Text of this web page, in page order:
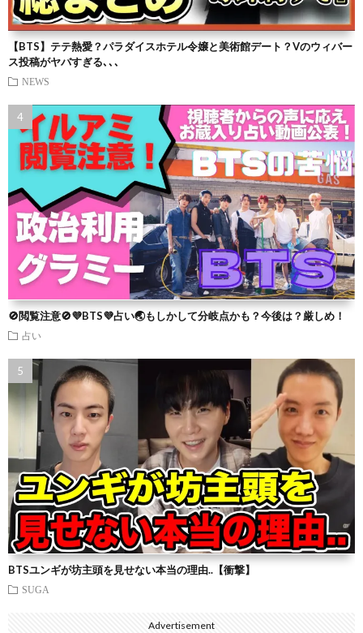
【BTS】テテ熱愛？パラダイスホテル令嬢と美術館デート？Vのウィバー
ス投稿がヤバすぎる､､､
NEWS
🚫閲覧注意🚫💜BTS💜占い🌏もしかして分岐点かも？今後は？厳しめ！
占い
BTSユンギが坊主頭を見せない本当の理由..【衝撃】
SUGA
Advertisement